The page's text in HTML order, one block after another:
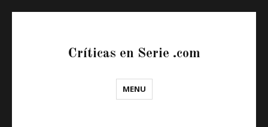
Críticas en Serie .com
MENU